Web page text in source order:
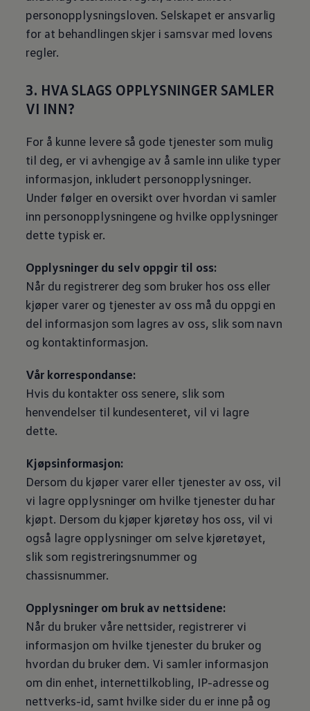
Varsellamper
Digitale tjenester
Connect Shop
Apper og tjenester
Bilhold
Bilservice
Nybilgaranti
Service på elbil
Service for eldre modeller
Serviceavtale
Hvorfor velge merkeverksted
Magasin
personopplysningsloven. Selskapet er ansvarlig
for at behandlingen skjer i samsvar med lovens
regler.
3. HVA SLAGS OPPLYSNINGER SAMLER
VI INN?
For å kunne levere så gode tjenester som mulig
til deg, er vi avhengige av å samle inn ulike typer
informasjon, inkludert personopplysninger.
Under følger en oversikt over hvordan vi samler
inn personopplysningene og hvilke opplysninger
dette typisk er.
Opplysninger du selv oppgir til oss:
Når du registrerer deg som bruker hos oss eller
kjøper varer og tjenester av oss må du oppgi en
del informasjon som lagres av oss, slik som navn
og kontaktinformasjon.
Vår korrespondanse:
Hvis du kontakter oss senere, slik som
henvendelser til kundesenteret, vil vi lagre
dette.
Kjøpsinformasjon:
Dersom du kjøper varer eller tjenester av oss, vil
vi lagre opplysninger om hvilke tjenester du har
kjøpt. Dersom du kjøper kjøretøy hos oss, vil vi
også lagre opplysninger om selve kjøretøyet,
slik som registreringsnummer og
chassisnummer.
Opplysninger om bruk av nettsidene:
Når du bruker våre nettsider, registrerer vi
informasjon om hvilke tjenester du bruker og
hvordan du bruker dem. Vi samler informasjon
om din enhet, internettilkobling, IP-adresse og
nettverks-id, samt hvilke sider du er inne på og